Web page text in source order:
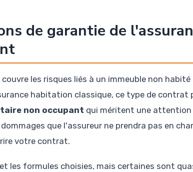
de garantie de
les risques liés à un immeuble non habité
habitation classique, ce type de contrat
non occupant qui méritent une attention
que l'assureur ne prendra pas en
votre contrat.
les formules choisies, mais certaines sont